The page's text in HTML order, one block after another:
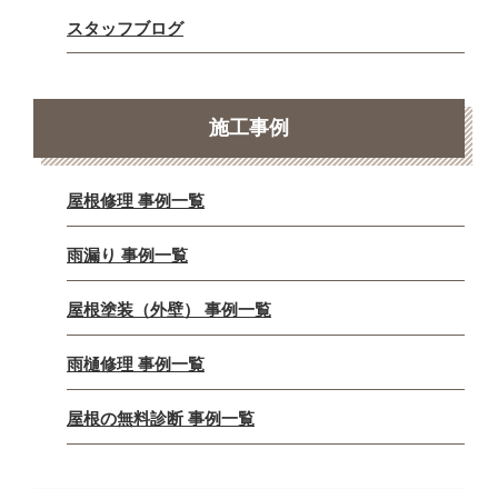
スタッフブログ
施工事例
屋根修理 事例一覧
雨漏り 事例一覧
屋根塗装（外壁） 事例一覧
雨樋修理 事例一覧
屋根の無料診断 事例一覧